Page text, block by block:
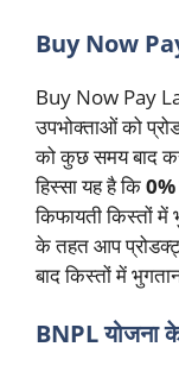
Buy Now
Buy Now Pay
उपभोक्ताओं को
को कुछ समय बाद
हिस्सा यह है कि0%
किफायती किस्तों
के तहत आप
बाद किस्तों में
BNPL योजना